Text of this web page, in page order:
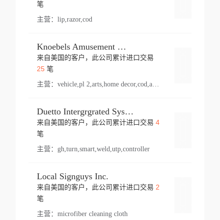
笔
主营： lip,razor,cod
Knoebels Amusement Resort
来自美国的客户，此公司累计进口交易
25笔
主营： vehicle,pl 2,arts,home decor,cod,amusement ride,sea
Duetto Intergrgrated Systems Inc.
来自美国的客户，此公司累计进口交易 4
笔
主营： gh,turn,smart,weld,utp,controller
Local Signguys Inc.
来自美国的客户，此公司累计进口交易 2
笔
主营： microfiber cleaning cloth